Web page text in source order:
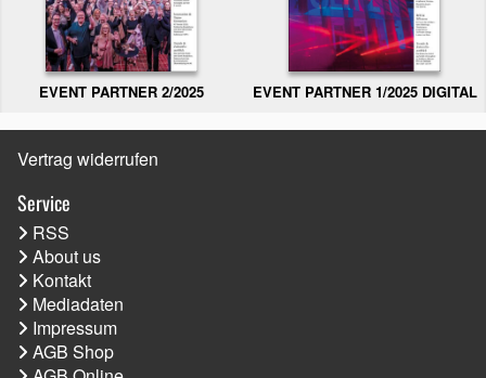
EVENT PARTNER 2/2025 EVENT PARTNER 1/2025 DIGITAL
Vertrag widerrufen
Service
RSS
About us
Kontakt
Mediadaten
Impressum
AGB Shop